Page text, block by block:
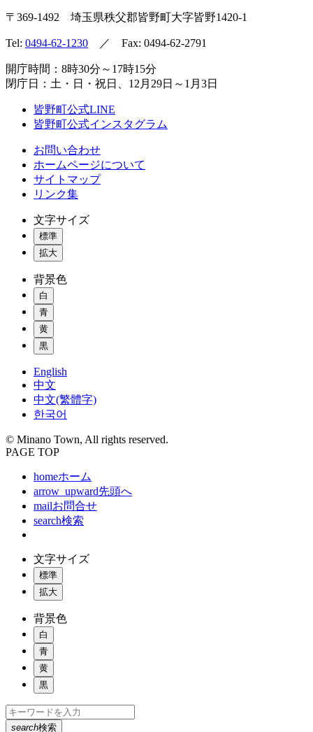
〒369-1492 埼玉県秩父郡皆野町大字皆野1420-1
Tel: 0494-62-1230 ／ Fax: 0494-62-2791
開庁時間：8時30分～17時15分
閉庁日：土・日・祝日、12月29日～1月3日
皆野町公式LINE
皆野町公式インスタグラム
お問い合わせ
ホームページについて
サイトマップ
リンク集
文字サイズ
標準
拡大
背景色
白
青
黄
黒
English
中文
中文(繁體字)
한국어
© Minano Town, All rights reserved.
PAGE TOP
homeホーム
arrow_upward先頭へ
mailお問合せ
search検索
文字サイズ
標準
拡大
背景色
白
青
黄
黒
search検索